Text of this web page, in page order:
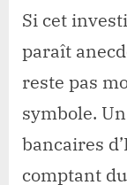
Si cet
paraît
reste pas
symbole.
bancaires
comptant